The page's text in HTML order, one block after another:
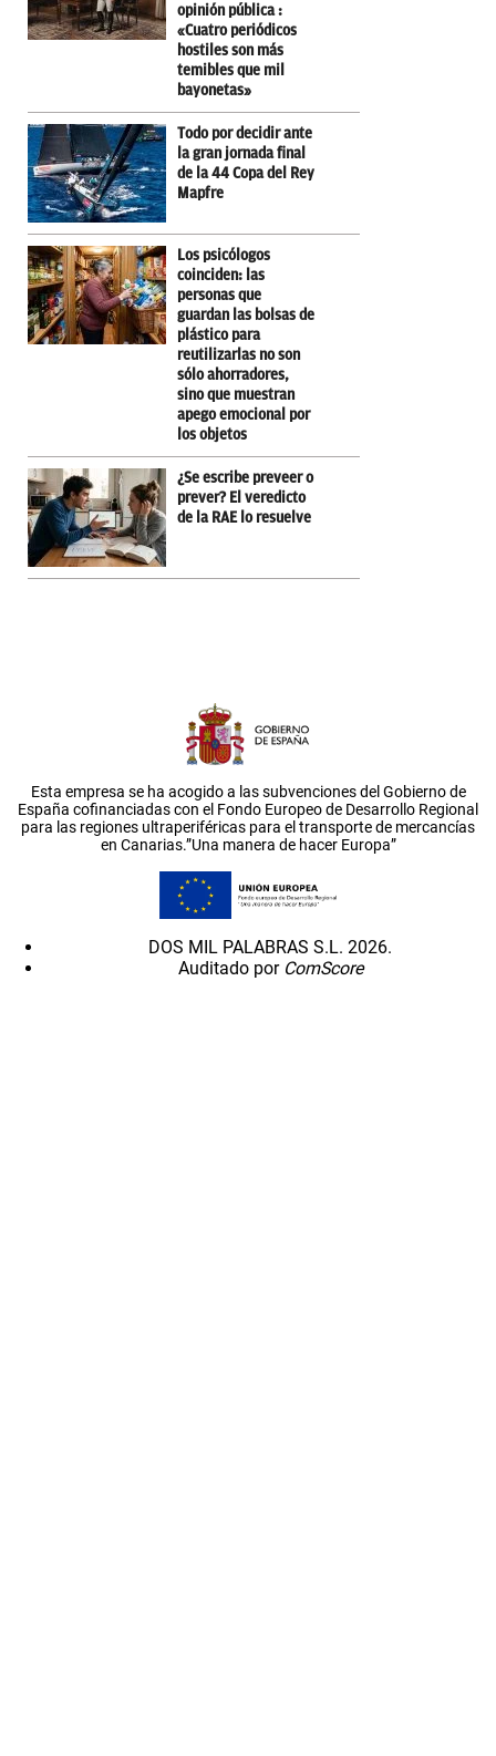
opinión pública :
«Cuatro periódicos
hostiles son más
temibles que mil
bayonetas»
Todo por decidir ante
la gran jornada final
de la 44 Copa del Rey
Mapfre
Los psicólogos
coinciden: las
personas que
guardan las bolsas de
plástico para
reutilizarlas no son
sólo ahorradores,
sino que muestran
apego emocional por
los objetos
¿Se escribe preveer o
prever? El veredicto
de la RAE lo resuelve
Esta empresa se ha acogido a las subvenciones del Gobierno de
España cofinanciadas con el Fondo Europeo de Desarrollo Regional
para las regiones ultraperiféricas para el transporte de mercancías
en Canarias.”Una manera de hacer Europa”
DOS MIL PALABRAS S.L. 2026.
Auditado por ComScore